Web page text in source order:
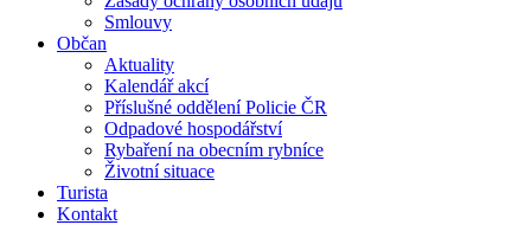
Smlouvy
Občan
Aktuality
Kalendář akcí
Příslušné oddělení Policie ČR
Odpadové hospodářství
Rybaření na obecním rybníce
Životní situace
Turista
Kontakt